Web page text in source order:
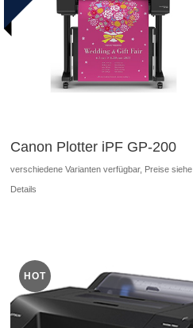
Canon Plotter iPF GP-200
verschiedene Varianten verfügbar, Preise siehe
Details
HOT